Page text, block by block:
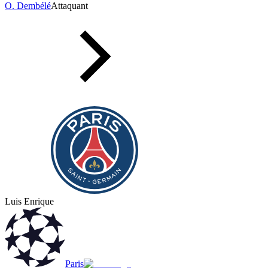
O. DembéléAttaquant
Luis Enrique
Paris